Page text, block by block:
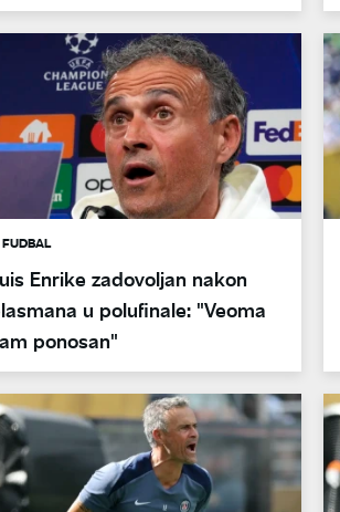
FUDBAL
Enrike zadovoljan nakon
u polufinale: "Veoma
ponosan"